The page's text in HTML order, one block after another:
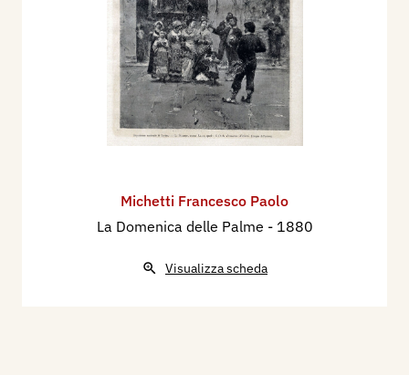
Michetti Francesco Paolo
La Domenica delle Palme - 1880
Visualizza scheda